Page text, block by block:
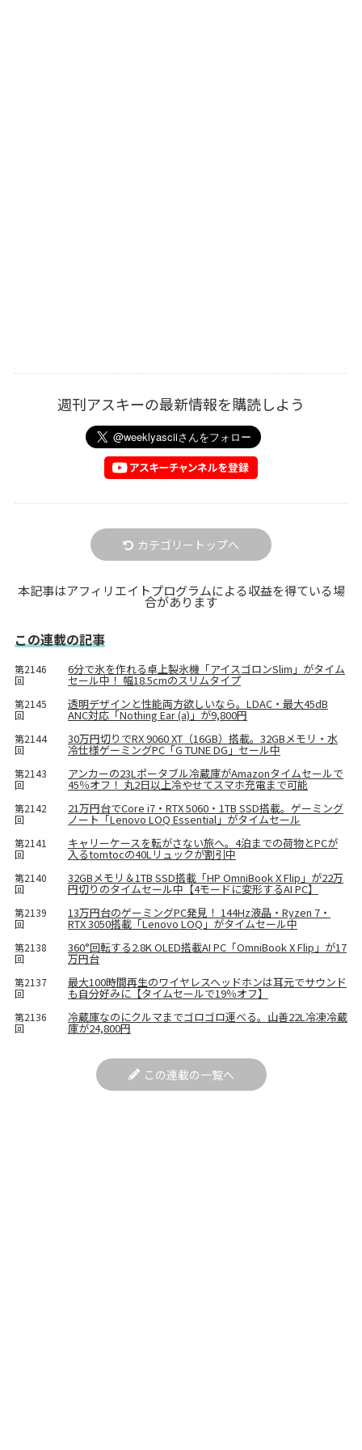
週刊アスキーの最新情報を購読しよう
カテゴリートップへ
本記事はアフィリエイトプログラムによる収益を得ている場
合があります
この連載の記事
第2146
回
6分で氷を作れる卓上製氷機「アイスゴロンSlim」がタイム
セール中！ 幅18.5cmのスリムタイプ
第2145
回
透明デザインと性能両方欲しいなら。LDAC・最大45dB
ANC対応「Nothing Ear (a)」が9,800円
第2144
回
30万円切りでRX 9060 XT（16GB）搭載。32GBメモリ・水
冷仕様ゲーミングPC「G TUNE DG」セール中
第2143
回
アンカーの23Lポータブル冷蔵庫がAmazonタイムセールで
45％オフ！ 丸2日以上冷やせてスマホ充電まで可能
第2142
回
21万円台でCore i7・RTX 5060・1TB SSD搭載。ゲーミング
ノート「Lenovo LOQ Essential」がタイムセール
第2141
回
キャリーケースを転がさない旅へ。4泊までの荷物とPCが
入るtomtocの40Lリュックが割引中
第2140
回
32GBメモリ＆1TB SSD搭載「HP OmniBook X Flip」が22万
円切りのタイムセール中【4モードに変形するAI PC】
第2139
回
13万円台のゲーミングPC発見！ 144Hz液晶・Ryzen 7・
RTX 3050搭載「Lenovo LOQ」がタイムセール中
第2138
回
360°回転する2.8K OLED搭載AI PC「OmniBook X Flip」が17
万円台
第2137
回
最大100時間再生のワイヤレスヘッドホンは耳元でサウンド
も自分好みに【タイムセールで19％オフ】
第2136
回
冷蔵庫なのにクルマまでゴロゴロ運べる。山善22L冷凍冷蔵
庫が24,800円
この連載の一覧へ